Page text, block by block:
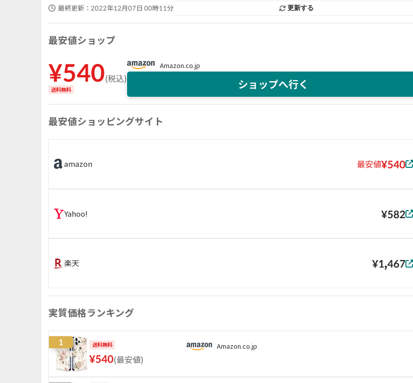
最終更新： 2022年12月07日 00時11分 更新する
最安値ショップ
¥540(税込)
送料無料
Amazon.co.jp
ショップへ行く
最安値ショッピングサイト
amazon 最安値¥540
Yahoo! ¥582
楽天 ¥1,467
実質価格ランキング
1 送料無料
¥540(最安値)
Amazon.co.jp